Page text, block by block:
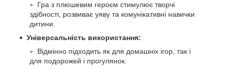
Гра з плюшевим героєм стимулює творчі
здібності, розвиває уяву та комунікативні навички
дитини.
Універсальність використання:
Відмінно підходить як для домашніх ігор, так і
для подорожей і прогулянок.